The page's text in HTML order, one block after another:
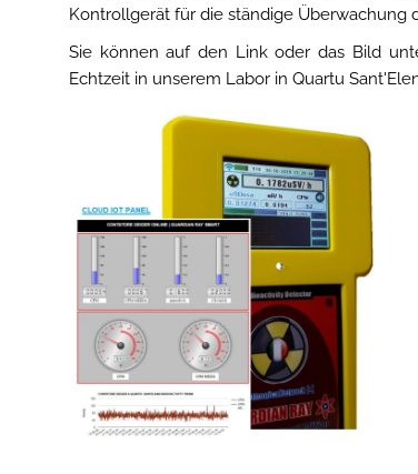
Kontrollgerät für die ständige Überwachung
Sie können auf den Link oder das Bild
Echtzeit in unserem Labor in Quartu